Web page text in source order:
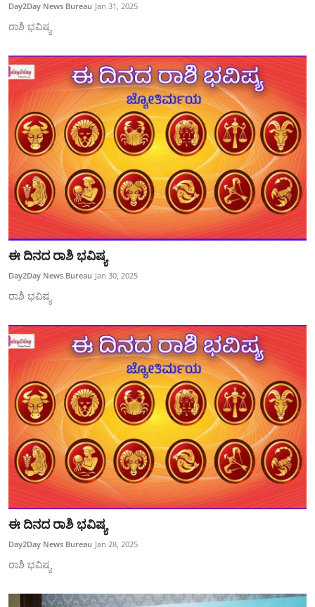
Day2Day News Bureau Jan 31, 2025
ರಾಶಿ ಭವಿಷ್ಯ
ಈ ದಿನದ ರಾಶಿ ಭವಿಷ್ಯ
Day2Day News Bureau Jan 30, 2025
ರಾಶಿ ಭವಿಷ್ಯ
ಈ ದಿನದ ರಾಶಿ ಭವಿಷ್ಯ
Day2Day News Bureau Jan 28, 2025
ರಾಶಿ ಭವಿಷ್ಯ